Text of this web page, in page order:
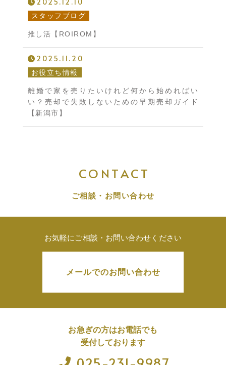
スタッフブログ
推し活【ROIROM】
2025.11.20
お役立ち情報
離婚で家を売りたいけれど何から始めればい
い？売却で失敗しないための早期売却ガイド
【新潟市】
CONTACT
ご相談・お問い合わせ
お気軽にご相談・お問い合わせください
メールでのお問い合わせ
お急ぎの方はお電話でも
受付しております